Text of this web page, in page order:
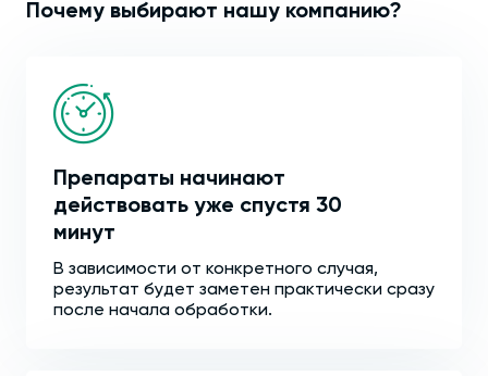
Почему выбирают нашу компанию?
Препараты начинают
действовать уже спустя 30
минут
В зависимости от конкретного случая,
результат будет заметен практически сразу
после начала обработки.